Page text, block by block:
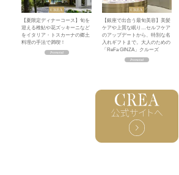
【夏限定ディナーコース】旬を
迎える稚鮎や花ズッキーニなど
をイタリア・トスカーナの郷土
料理の手法で満喫！
【銀座で出合う最旬美容】美髪
ケアや上質な眠り…セルフケア
のアップデートから、特別な名
入れギフトまで。大人のための
「ReFa GINZA」クルーズ